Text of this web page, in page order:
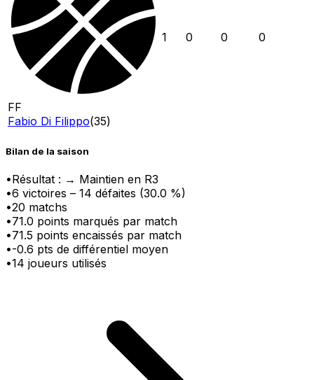
FF
Fabio Di Filippo(35)
1 0 0 0
Bilan de la saison
•Résultat : → Maintien en R3
•6 victoires – 14 défaites (30.0 %)
•20 matchs
•71.0 points marqués par match
•71.5 points encaissés par match
•-0.6 pts de différentiel moyen
•14 joueurs utilisés